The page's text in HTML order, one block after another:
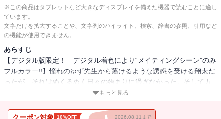
※この商品はタブレットなど大きなディスプレイを備えた機器で読むことに適し
ています。
文字だけを拡大することや、文字列のハイライト、検索、辞書の参照、引用など
の機能が使用できません。
あらすじ
【デジタル版限定！ デジタル着色により“メイティングシーン”のみ
フルカラー!!】憧れのゆず先生から蕩けるような誘惑を受ける翔太だ
ったが、それはめくるめく日々の始まりに過ぎなかった。そしてカ
レンの口から恐るべき事実が明かされた時、学園の女子たちが次々
が届く…！
もっと見る
クーポン対象 10%OFF 2026.08.11まで